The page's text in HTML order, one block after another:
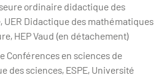
ordinaire didactique des
UER Didactique des mathématiques
HEP Vaud (en détachement)
Conférences en sciences de
des sciences, ESPE, Université